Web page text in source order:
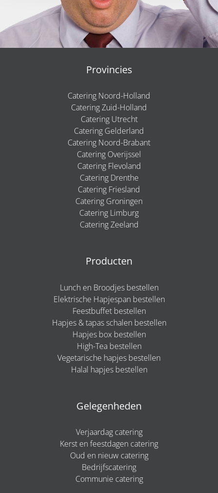
Provincies
Catering Noord-Holland
Catering Zuid-Holland
Catering Utrecht
Catering Gelderland
Catering Noord-Brabant
Catering Overijssel
Catering Flevoland
Catering Drenthe
Catering Friesland
Catering Groningen
Catering Limburg
Catering Zeeland
Producten
Lunch en Broodjes bestellen
Elektrische Hapjespan bestellen
Feestbuffet bestellen
Hapjes & tapas schalen bestellen
Hapjes box bestellen
High-Tea bestellen
Vegetarische hapjes bestellen
Halal hapjes bestellen
Gelegenheden
Verjaardag catering
Kerst en feestdagen catering
Oud en nieuw catering
Bedrijfscatering
Communie catering